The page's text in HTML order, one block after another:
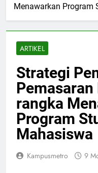
Menawarkan Program
ARTIKEL
Strategi
rangka
Program
Mahasiswa
Kampusmetro 9